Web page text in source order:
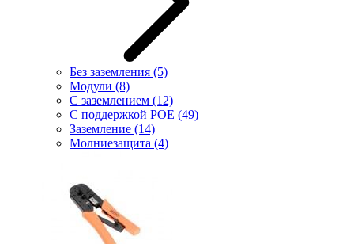
Без заземления (5)
Модули (8)
С заземлением (12)
С поддержкой POE (49)
Заземление (14)
Молниезащита (4)